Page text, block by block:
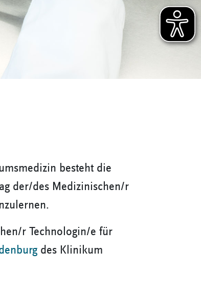
besteht die
der/des Medizinischen/r
r Technologin/e für
des Klinikum